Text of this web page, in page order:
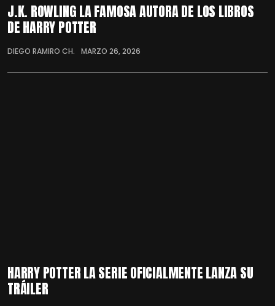
J.K. ROWLING LA FAMOSA AUTORA DE LOS LIBROS
DE HARRY POTTER
DIEGO RAMIRO CH. MARZO 26, 2026
HARRY POTTER LA SERIE OFICIALMENTE LANZA SU
TRÁILER